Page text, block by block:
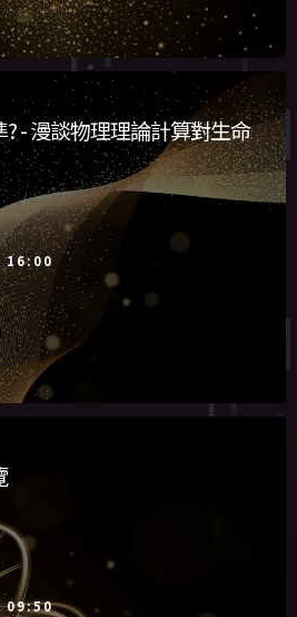
- 漫談物理理論計算對生命
16:00
09:50